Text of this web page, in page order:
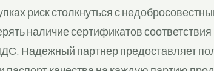
риск столкнуться с
наличие сертификатов
Надежный партнер предоставляет